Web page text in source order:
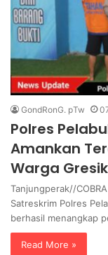
GondRonG. pTw
Polres
Amankan
Warga
Tanjungperak//
Satreskrim Polres
berhasil menangkap
Read More »